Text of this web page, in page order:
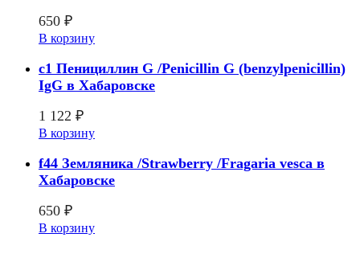
650 ₽
В корзину
c1 Пенициллин G /Penicillin G (benzylpenicillin)
IgG в Хабаровске
1 122 ₽
В корзину
f44 Земляника /Strawberry /Fragaria vesca в
Хабаровске
650 ₽
В корзину